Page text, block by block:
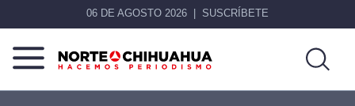
06 DE AGOSTO 2026 SUSCRÍBETE
Norte
Más